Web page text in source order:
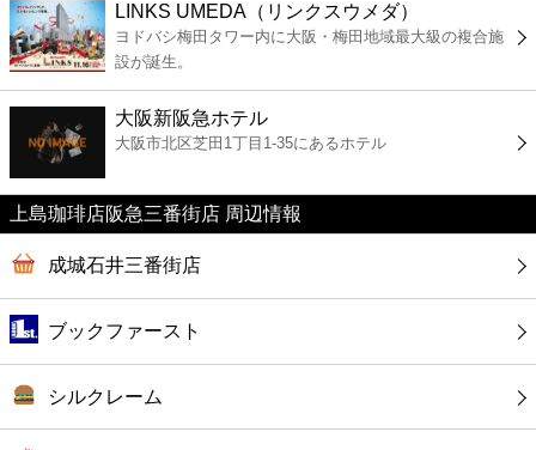
ファミレス
カフェ
ショッピング
銀行
公共
病院
LINKS UMEDA（リンクスウメダ）
ヨドバシ梅田タワー内に大阪・梅田地域最大級の複合施
設が誕生。
大阪新阪急ホテル
大阪市北区芝田1丁目1-35にあるホテル
上島珈琲店阪急三番街店 周辺情報
成城石井三番街店
ブックファースト
シルクレーム